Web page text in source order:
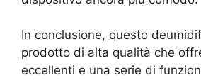
In conclusione, questo
prodotto di alta qualità che
eccellenti e una serie di